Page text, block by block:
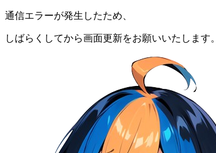
通信エラーが発生したため、
しばらくしてから画面更新をお願いいたします。